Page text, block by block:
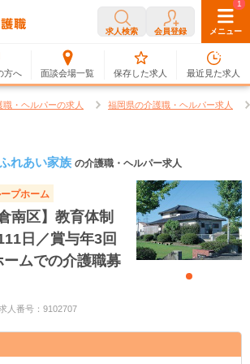
求人検索 会員登録 メニュー
方へ 面談会場一覧
0
保存した求人
1
最近見た求人
職・ヘルパーの求人 福岡県の介護職・ヘルパー求人
れあい家族 の介護職・ヘルパー求人
プホーム
南区】教育体制
日／賞与年3回
ムでの介護職募
人番号：9102707